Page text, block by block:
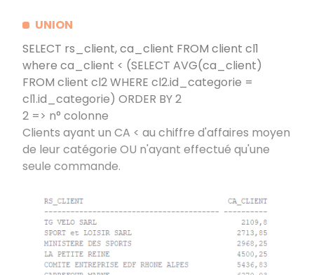
UNION
SELECT rs_client, ca_client FROM client cl1
where ca_client < (SELECT AVG(ca_client)
FROM client cl2 WHERE cl2.id_categorie =
cl1.id_categorie) ORDER BY 2
2 => n° colonne
Clients ayant un CA < au chiffre d'affaires moyen
de leur catégorie OU n'ayant effectué qu'une
seule commande.